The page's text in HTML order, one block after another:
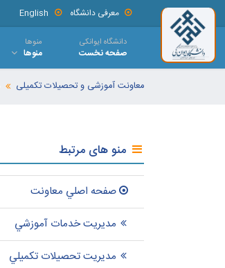
معرفی دانشگاه English
دانشگاه ایوانکی
صفحه نخست
منوها
منوها
معاونت آموزشی و تحصیلات تکمیلی
منو های مرتبط
صفحه اصلي معاونت
مديريت خدمات آموزشي
مدیریت تحصيلات تکميلي